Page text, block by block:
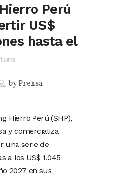
Perú
US$
hasta el
byPrensa
Hierro Perú (SHP),
y comercializa
una serie de
a los US$ 1,045
2027 en sus